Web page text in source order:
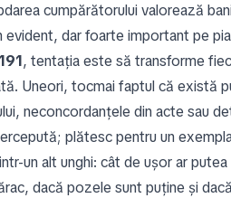
cumpărătorului valorează bani
evident, dar foarte important pe
, tentația este să transforme
Uneori, tocmai faptul că există
neconcordanțele din acte sau
plătesc pentru un
un alt unghi: cât de ușor ar
dacă pozele sunt puține și